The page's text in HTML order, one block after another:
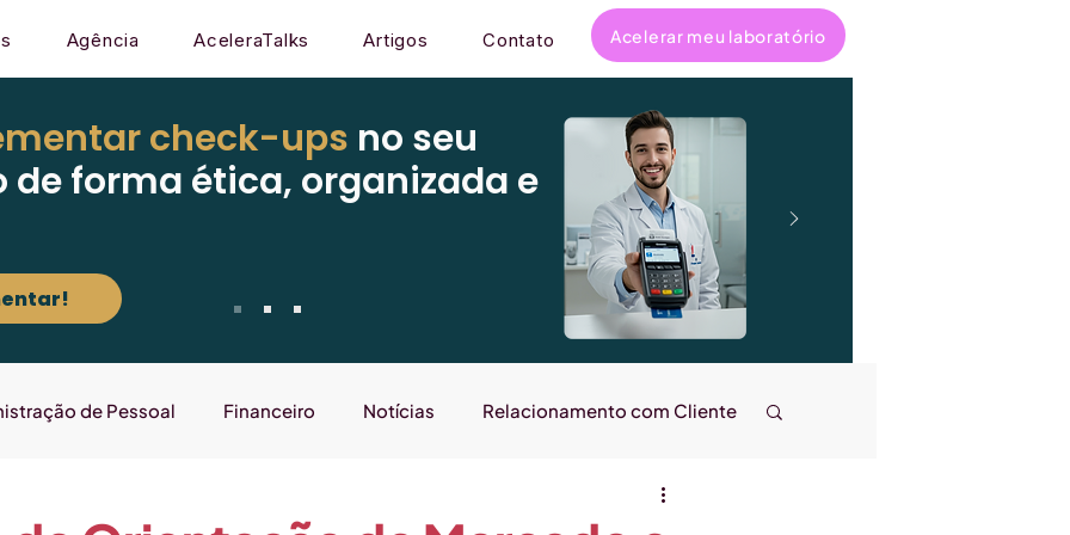
Agência AceleraTalks Artigos Contato Acelerar meu laboratório
check-ups no seu
forma ética, organizada e
de Pessoal Financeiro Notícias Relacionamento com Cliente
Entrevistas